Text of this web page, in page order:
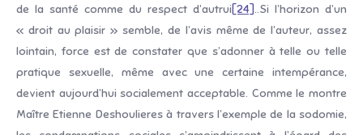
de la santé comme du respect d’autrui[24]..Si l’horizon d’un
« droit au plaisir » semble, de l’avis même de l’auteur, assez
lointain, force est de constater que s’adonner à telle ou telle
pratique sexuelle, même avec une certaine intempérance,
devient aujourd’hui socialement acceptable. Comme le montre
Maître Etienne Deshoulieres à travers l’exemple de la sodomie,